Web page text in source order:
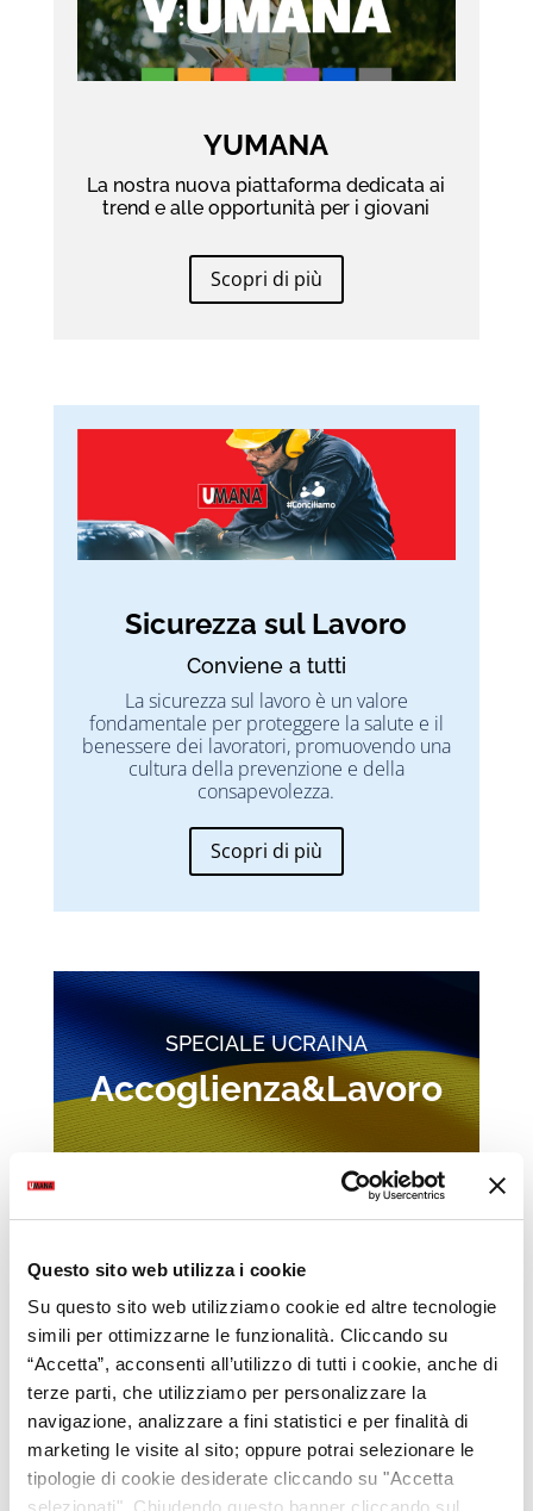
Questo sito web utilizza i cookie
Su questo sito web utilizziamo cookie ed altre tecnologie
simili per ottimizzarne le funzionalità. Cliccando su
“Accetta”, acconsenti all’utilizzo di tutti i cookie, anche di
terze parti, che utilizziamo per personalizzare la
navigazione, analizzare a fini statistici e per finalità di
marketing le visite al sito; oppure potrai selezionare le
tipologie di cookie desiderate cliccando su "Accetta
selezionati". Chiudendo questo banner cliccando sul
YUMANA
La nostra nuova piattaforma dedicata ai
trend e alle opportunità per i giovani
Scopri di più
Sicurezza sul Lavoro
Conviene a tutti
La sicurezza sul lavoro è un valore
fondamentale per proteggere la salute e il
benessere dei lavoratori, promuovendo una
cultura della prevenzione e della
consapevolezza.
Scopri di più
SPECIALE UCRAINA
Accoglienza&Lavoro